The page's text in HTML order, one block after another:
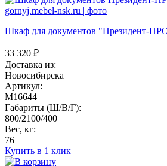
Шкаф для документов "Президент-
33 320 ₽
Доставка из:
Новосибирска
Артикул:
M16644
Габариты (Ш/В/Г):
800/2100/400
Вес, кг:
76
Купить в 1 клик